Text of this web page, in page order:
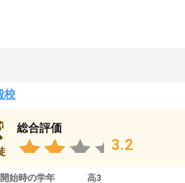
校
総合評価
3.2
始時の学年 高3